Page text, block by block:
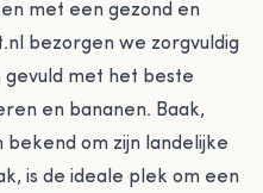
met een gezond en
bezorgen we zorgvuldig
met het beste
en bananen. Baak,
om zijn landelijke
is de ideale plek om een